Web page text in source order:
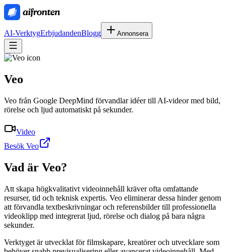
AI-VerktygErbjudandenBlogg Annonsera
Veo
Veo från Google DeepMind förvandlar idéer till AI-videor med bild,
rörelse och ljud automatiskt på sekunder.
Video
Besök Veo
Vad är Veo?
Att skapa högkvalitativt videoinnehåll kräver ofta omfattande
resurser, tid och teknisk expertis. Veo eliminerar dessa hinder genom
att förvandla textbeskrivningar och referensbilder till professionella
videoklipp med integrerat ljud, rörelse och dialog på bara några
sekunder.
Verktyget är utvecklat för filmskapare, kreatörer och utvecklare som